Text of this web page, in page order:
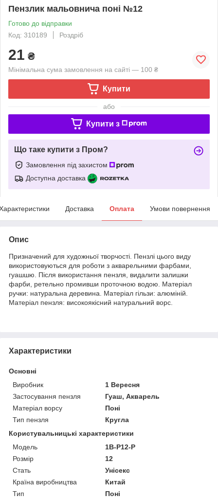
Пензлик мальовнича поні №12
Готово до відправки
Код: 310189
Роздріб
21 ₴
Мінімальна сума замовлення на сайті — 100 ₴
Купити
або
Купити з
Що таке купити з Пром?
Замовлення під захистом
Доступна доставка
Доставка Оплата Умови повернення
Опис
Призначений для художньої творчості. Пензлі цього виду
використовуються для роботи з акварельними фарбами,
гуашшю. Після використання пензля, видалити залишки
фарби, ретельно промивши проточною водою. Матеріал
ручки: натуральна деревина. Матеріал гільзи: алюміній.
Матеріал пензля: високоякісний натуральний ворс.
Характеристики
Основні
Виробник
1 Вересня
Застосування пензля
Гуаш, Акварель
Матеріал ворсу
Поні
Тип пензля
Кругла
Користувальницькі характеристики
Мoдель
1В-P12-P
Розмір
12
Стать
Унісекс
Країна виробництва
Китай
Тип
Поні